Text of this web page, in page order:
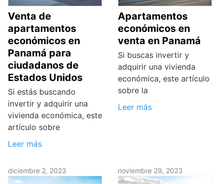
Venta de
apartamentos
económicos en
Panamá para
ciudadanos de
Estados Unidos
Si estás buscando
invertir y adquirir una
vivienda económica, este
artículo sobre
Leer más
Apartamentos
económicos en
venta en Panamá
Si buscas invertir y
adquirir una vivienda
económica, este artículo
sobre la
Leer más
diciembre 2, 2023 noviembre 29, 2023